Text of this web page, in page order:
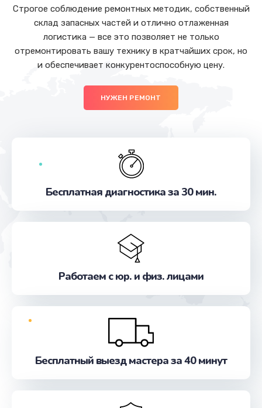
Строгое соблюдение ремонтных методик, собственный
склад запасных частей и отлично отлаженная
логистика — все это позволяет не только
отремонтировать вашу технику в кратчайших срок, но
и обеспечивает конкурентоспособную цену.
НУЖЕН РЕМОНТ
Бесплатная диагностика за 30 мин.
Работаем с юр. и физ. лицами
Бесплатный выезд мастера за 40 минут